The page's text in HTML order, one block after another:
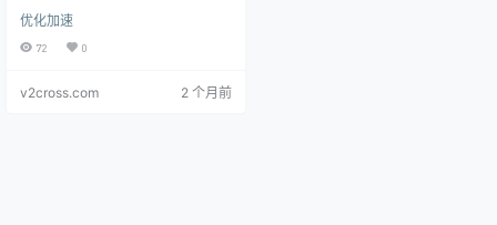
Apps, and HTTP/3
deo app compatibility in Shadowr
ocket for Android proxy setups.
优化加速
72 0
v2cross.com 2 个月前